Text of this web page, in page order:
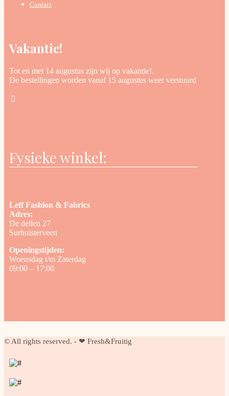
Contact
Vakantie!
Tot en met 14 augustus zijn wij op vakantie!.
De bestellingen worden vanaf 15 augustus weer verstuurd
Fysieke winkel:
Leff Fashion & Fabrics
Adres:
De dellen 27
Surhuisterveen
Openingstijden:
Woensdag t/m Zaterdag
09:00 – 17:00
© All rights reserved. - ❤ Fresh&Fruitig